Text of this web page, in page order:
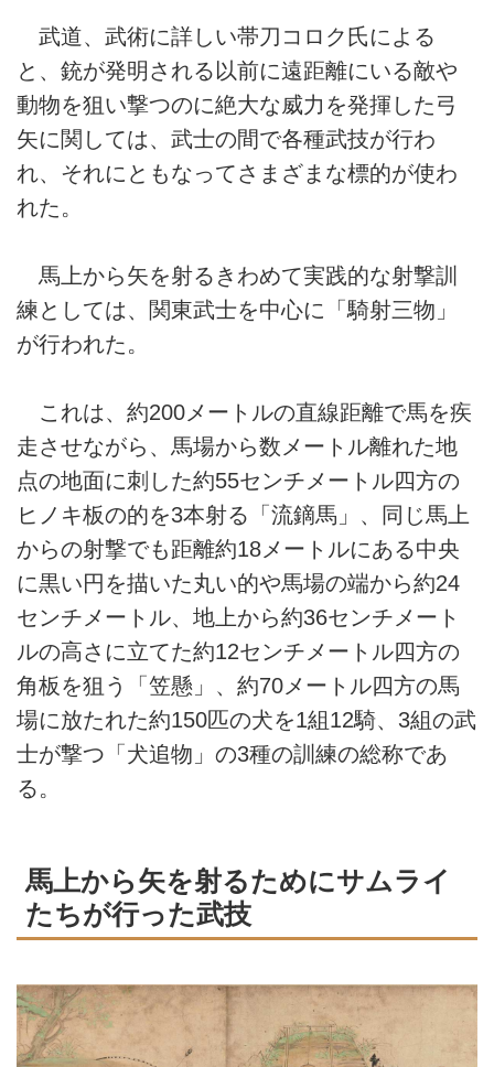
武道、武術に詳しい帯刀コロク氏による
と、銃が発明される以前に遠距離にいる敵や
動物を狙い撃つのに絶大な威力を発揮した弓
矢に関しては、武士の間で各種武技が行わ
れ、それにともなってさまざまな標的が使わ
れた。
馬上から矢を射るきわめて実践的な射撃訓
練としては、関東武士を中心に「騎射三物」
が行われた。
これは、約200メートルの直線距離で馬を疾
走させながら、馬場から数メートル離れた地
点の地面に刺した約55センチメートル四方の
ヒノキ板の的を3本射る「流鏑馬」、同じ馬上
からの射撃でも距離約18メートルにある中央
に黒い円を描いた丸い的や馬場の端から約24
センチメートル、地上から約36センチメート
ルの高さに立てた約12センチメートル四方の
角板を狙う「笠懸」、約70メートル四方の馬
場に放たれた約150匹の犬を1組12騎、3組の武
士が撃つ「犬追物」の3種の訓練の総称であ
る。
馬上から矢を射るためにサムライ
たちが行った武技